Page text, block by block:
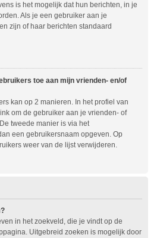
is het mogelijk dat hun berichten, in je
Als je een gebruiker aan je
zijn of haar berichten standaard
toe aan mijn vrienden- en/of
kan op 2 manieren. In het profiel van
om de gebruiker aan je vrienden- of
tweede manier is via het
een gebruikersnaam opgeven. Op
weer van de lijst verwijderen.
in het zoekveld, die je vindt op de
Uitgebreid zoeken is mogelijk door